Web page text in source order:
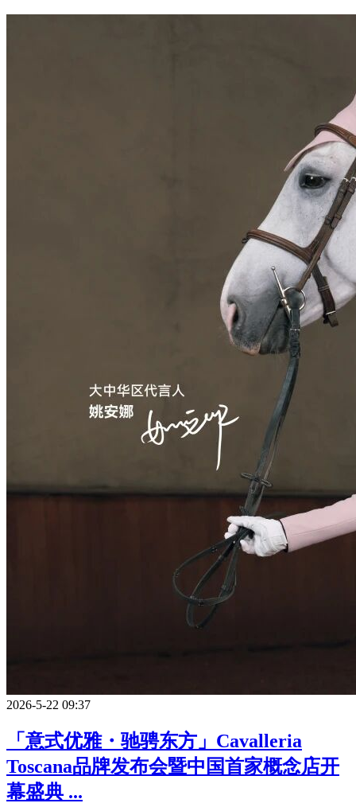
2026-5-22 09:37
「意式优雅・驰骋东方」Cavalleria
Toscana品牌发布会暨中国首家概念店开
幕盛典 ...